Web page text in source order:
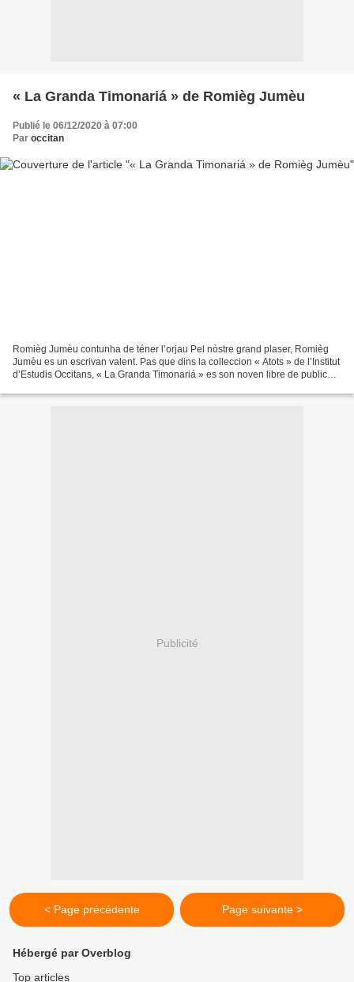
« La Granda Timonariá » de Romièg Jumèu
Publié le 06/12/2020 à 07:00
Par occitan
Romièg Jumèu contunha de téner l’orjau Pel nòstre grand plaser, Romièg
Jumèu es un escrivan valent. Pas que dins la colleccion « Atots » de l’Institut
d’Estudis Occitans, « La Granda Timonariá » es son noven libre de publicat.
Publicité
< Page précédente Page suivante >
Hébergé par Overblog
Top articles